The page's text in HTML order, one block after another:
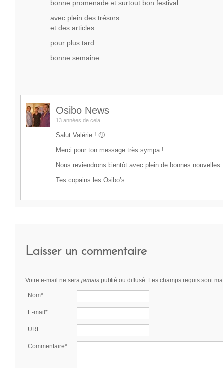
bonne promenade et surtout bon festival
avec plein des trésors
et des articles
pour plus tard
bonne semaine
Osibo News
13 années de cela
Salut Valérie ! 🙂
Merci pour ton message très sympa !
Nous reviendrons bientôt avec plein de bonnes
Tes copains les Osibo’s.
Laisser un commentaire
Votre e-mail ne sera jamais publié ou diffusé. Les champs requis sont
Nom*
E-mail*
URL
Commentaire*